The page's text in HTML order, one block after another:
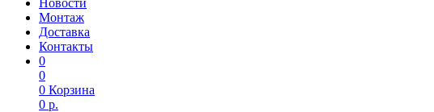
Новости
Монтаж
Доставка
Контакты
0
0
0 Корзина
0 р.